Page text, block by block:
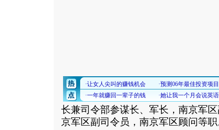
长兼司令部参谋长、军长，南京军
京军区副司令员，南京军区顾问等